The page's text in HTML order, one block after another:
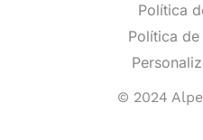
Política
Política
© 2024